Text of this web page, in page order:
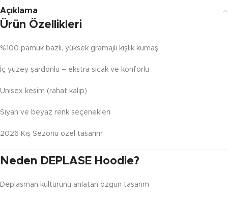
Açıklama
Ürün Özellikleri
%100 pamuk bazlı, yüksek gramajlı kışlık kumaş
İç yüzey şardonlu – ekstra sıcak ve konforlu
Unisex kesim (rahat kalıp)
Siyah ve beyaz renk seçenekleri
2026 Kış Sezonu özel tasarım
Neden DEPLASE Hoodie?
Deplasman kültürünü anlatan özgün tasarım